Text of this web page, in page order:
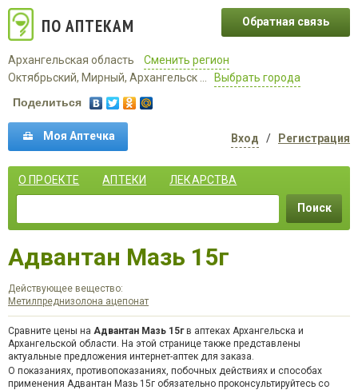
ПО АПТЕКАМ
Архангельская область
Сменить регион
Октябрьский, Мирный, Архангельск ...
Выбрать города
Обратная связь
Поделиться
Моя Аптечка Вход / Регистрация
О ПРОЕКТЕ АПТЕКИ ЛЕКАРСТВА
Поиск
Адвантан Мазь 15г
Действующее вещество:
Метилпреднизолона ацепонат
Сравните цены на Адвантан Мазь 15гв аптеках Архангельска и
Архангельской области. На этой странице также представлены
актуальные предложения интернет-аптек для заказа.
О показаниях, противопоказаниях, побочных действиях и способах
применения Адвантан Мазь 15г обязательно проконсультируйтесь со